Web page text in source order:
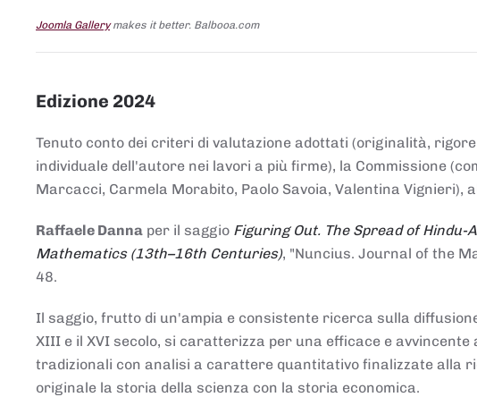
Joomla Gallerymakes it better. Balbooa.com
Edizione 2024
Tenuto conto dei criteri di valutazione adottati (originalità,
individuale dell'autore nei lavori a più firme), la Commissione
Marcacci, Carmela Morabito, Paolo Savoia, Valentina Vignieri),
Raffaele Danna per il saggio Figuring Out. The Spread of
Mathematics (13th–16th Centuries), "Nuncius. Journal of the
48.
Il saggio, frutto di un'ampia e consistente ricerca sulla
XIII e il XVI secolo, si caratterizza per una efficace e
tradizionali con analisi a carattere quantitativo finalizzate alla
originale la storia della scienza con la storia economica.